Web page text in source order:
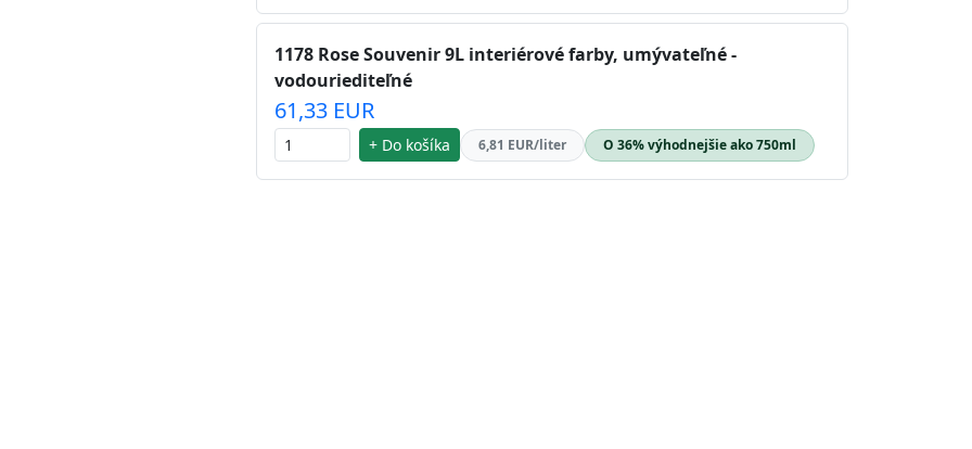
1178 Rose Souvenir 9L interiérové farby, umývateľné -
vodouriediteľné
61,33 EUR
+ Do košíka 6,81 EUR/liter O 36% výhodnejšie ako 750ml